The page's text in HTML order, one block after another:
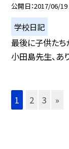
公開日 2017/06/19
学校日記
最後に子供たち
小田島先生、あ
1 2 3 »